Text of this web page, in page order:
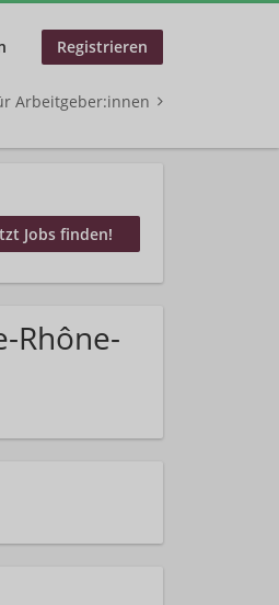
Registrieren
Arbeitgeber:innen
Rhône-